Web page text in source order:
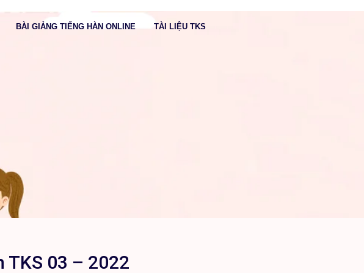
BÀI GIẢNG TIẾNG HÀN ONLINE TÀI LIỆU TKS
TKS 03 – 2022